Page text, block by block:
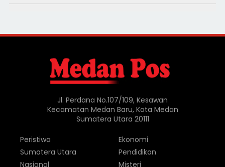
Jl. Perdana No.107/109, Kesawan
Kecamatan Medan Baru, Kota Medan
Sumatera Utara 20111
Peristiwa
Sumatera Utara
Nasional
Ekonomi
Pendidikan
Misteri